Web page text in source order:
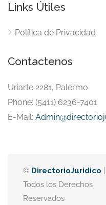
Links Útiles
Política de Privacidad
Contactenos
Uriarte 2281, Palermo
Phone: (5411) 6236-7401
E-Mail:
© DirectorioJuridico
Todos los Derechos
Reservados